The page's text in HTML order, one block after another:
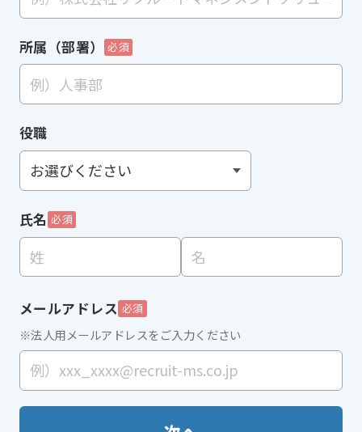
所属（部署） 必須
役職
氏名 必須
メールアドレス 必須
※法人用メールアドレスをご入力ください